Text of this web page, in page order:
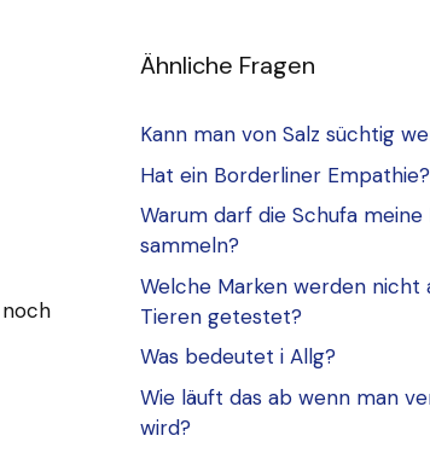
Ähnliche Fragen
Kann man von Salz süchtig
Hat ein Borderliner Empathie?
Warum darf die Schufa meine
sammeln?
Welche Marken werden nicht
Tieren getestet?
Was bedeutet i Allg?
Wie läuft das ab wenn man
wird?